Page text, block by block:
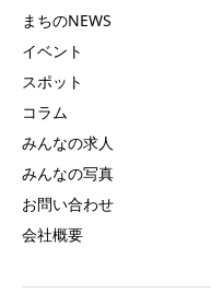
まちのNEWS
イベント
スポット
コラム
みんなの求人
みんなの写真
お問い合わせ
会社概要